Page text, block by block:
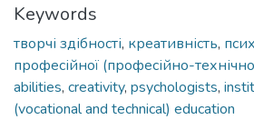
Keywords
творчі здібності, креативність,
професійної (професійно-
abilities, creativity, psychologists,
(vocational and technical) education